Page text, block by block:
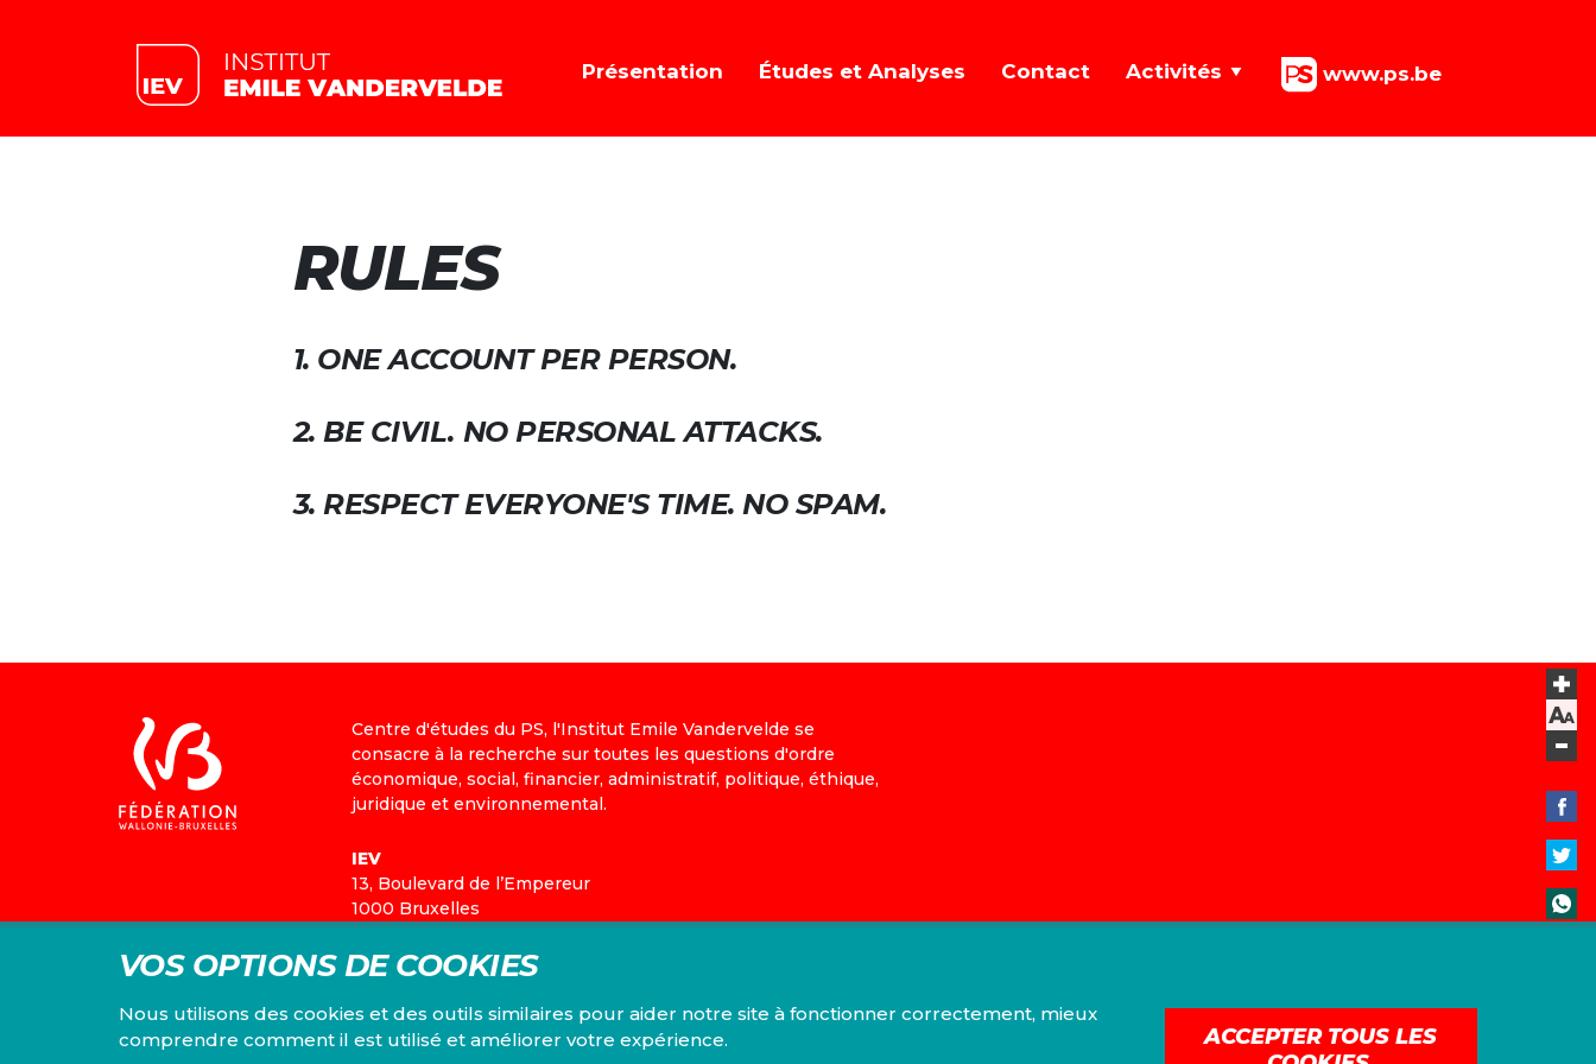
Présentation Études et Analyses Contact Activités www.ps.be
RULES
1. ONE ACCOUNT PER PERSON.
2. BE CIVIL. NO PERSONAL ATTACKS.
3. RESPECT EVERYONE'S TIME. NO SPAM.
VOS OPTIONS DE COOKIES
Nous utilisons des cookies et des outils similaires pour aider notre site à fonctionner correctement, mieux
comprendre comment il est utilisé et améliorer votre expérience.
ACCEPTER TOUS LES
Centre d'études du PS, l'Institut Emile Vandervelde se
consacre à la recherche sur toutes les questions d'ordre
économique, social, financier, administratif, politique, éthique,
juridique et environnemental.
IEV
13, Boulevard de l’Empereur
1000 Bruxelles
TEL 02/548 33 18
Mentions légales|Confidentialité